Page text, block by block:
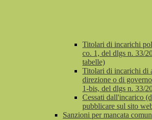
Titolari di incarichi
co. 1, del dlgs n. 33/
tabelle)
Titolari di incarichi di
direzione o di
1-bis, del dlgs n. 33/
Cessati dall'incarico
pubblicare sul sito
Sanzioni per mancata